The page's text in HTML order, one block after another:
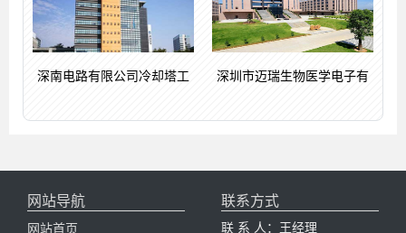
深南电路有限公司冷却塔工 深圳市迈瑞生物医学电子有
网站导航
网站首页
联系方式
联 系 人：王经理